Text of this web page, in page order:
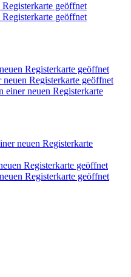
geöffnet
geöffnet
Registerkarte geöffnet
Registerkarte geöffnet
einer neuen Registerkarte
neuen Registerkarte
Registerkarte geöffnet
Registerkarte geöffnet